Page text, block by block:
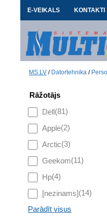
E-VEIKALS KONTAKTI
MS.LV / Datortehnika /
Rāžotājs
Dell(81)
Apple(2)
Arctic(3)
Geekom(11)
Hp(4)
[nezinams](14)
Parādīt visus